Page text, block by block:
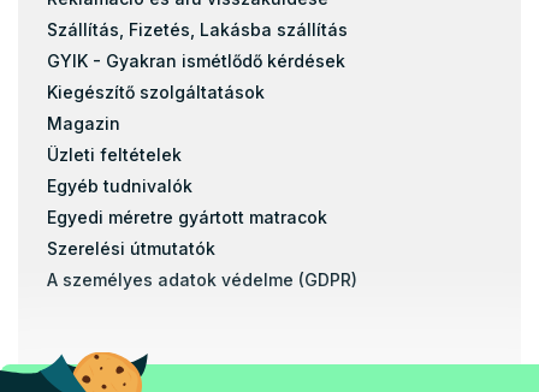
Szállítás, Fizetés, Lakásba szállítás
GYIK - Gyakran ismétlődő kérdések
Kiegészítő szolgáltatások
Magazin
Üzleti feltételek
Egyéb tudnivalók
Egyedi méretre gyártott matracok
Szerelési útmutatók
A személyes adatok védelme (GDPR)